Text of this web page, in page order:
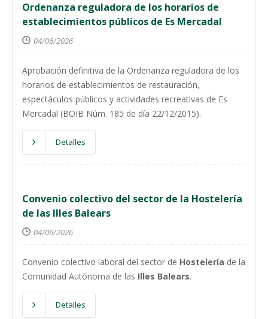
Ordenanza reguladora de los horarios de
establecimientos públicos de Es Mercadal
04/06/2026
Aprobación definitiva de la Ordenanza reguladora de los
horarios de establecimientos de restauración,
espectáculos públicos y actividades recreativas de Es
Mercadal (BOIB Núm. 185 de día 22/12/2015).
Detalles
Convenio colectivo del sector de la Hostelería
de las Illes Balears
04/06/2026
Convenio colectivo laboral del sector de Hostelería de la
Comunidad Autónoma de las Illes Balears.
Detalles